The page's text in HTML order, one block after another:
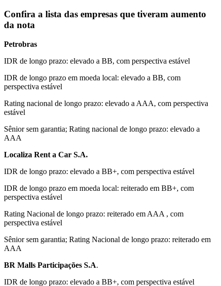
Confira a lista das empresas que tiveram aumento
da nota
Petrobras
IDR de longo prazo: elevado a BB, com perspectiva estável
IDR de longo prazo em moeda local: elevado a BB, com
perspectiva estável
Rating nacional de longo prazo: elevado a AAA, com perspectiva
estável
Sênior sem garantia; Rating nacional de longo prazo: elevado a
AAA
Localiza Rent a Car S.A.
IDR de longo prazo: elevado a BB+, com perspectiva estável
IDR de longo prazo em moeda local: reiterado em BB+, com
perspectiva estável
Rating Nacional de longo prazo: reiterado em AAA , com
perspectiva estável
Sênior sem garantia; Rating Nacional de longo prazo: reiterado em
AAA
BR Malls Participações S.A.
IDR de longo prazo: elevado a BB+, com perspectiva estável